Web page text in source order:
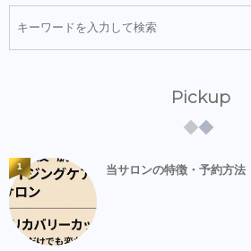
Pickup
当サロンの特徴・予約方法
1